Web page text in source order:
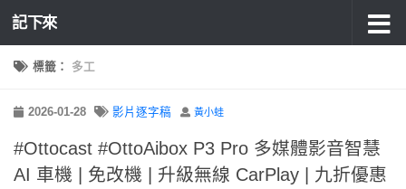
記下來
標籤： 多工
2026-01-28 影片逐字稿 黃小蛙
#Ottocast #OttoAibox P3 Pro 多媒體影音智慧
AI 車機 | 免改機 | 升級無線 CarPlay | 九折優惠